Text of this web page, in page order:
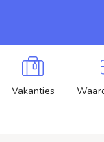
Vakanties